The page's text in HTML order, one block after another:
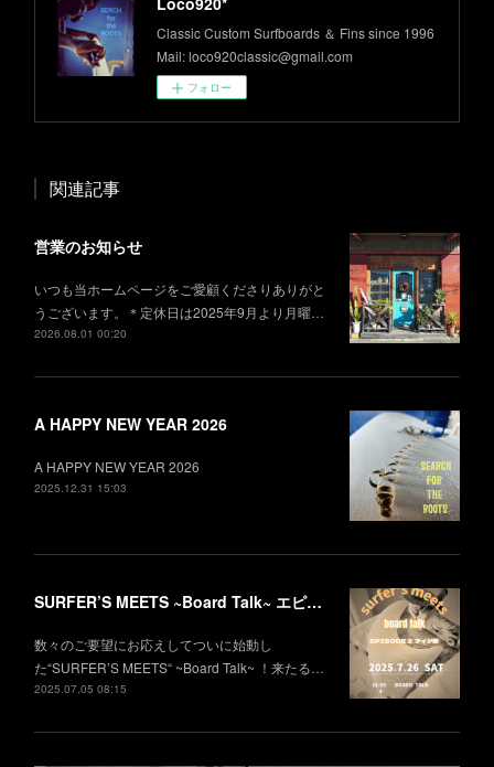
Classic Custom Surfboards ＆ Fins since 1996
Mail: loco920classic@gmail.com
フォロー
関連記事
営業のお知らせ
いつも当ホームページをご愛顧くださりありがと
うございます。＊定休日は2025年9月より月曜…
2026.08.01 00:20
A HAPPY NEW YEAR 2026
A HAPPY NEW YEAR 2026
2025.12.31 15:03
SURFER’S MEETS ~Board Talk~ エピソード2 フィン編
数々のご要望にお応えしてついに始動し
た“SURFER’S MEETS“ ~Board Talk~ ！来たる…
2025.07.05 08:15